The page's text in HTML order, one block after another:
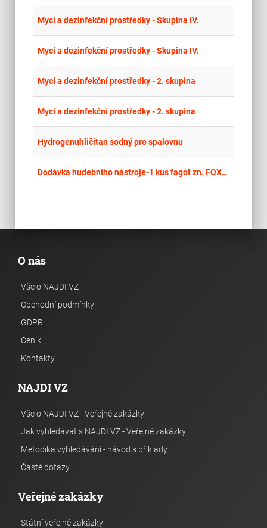
Mycí a dezinfekční prostředky - Skupina IV.
Mycí a dezinfekční prostředky - Skupina IV.
Mycí a dezinfekční prostředky - 2. skupina
Mycí a dezinfekční prostředky - 2. skupina
Hydrogenuhličitan sodný pro spalovnu
Dodávka hudebního nástroje-1 kus fagot zn. FOX-standardní
O nás
Vše o NAJDI VZ
Obchodní podmínky
GDPR
Ceník
Kontakty
NAJDI VZ
Vše o NAJDI VZ - Veřejné zakázky
Jak vyhledávat s NAJDI VZ - Veřejné zakázky
Metodika vyhledávání - návod s příklady
Časté dotazy
Veřejné zakázky
Státní veřejné zakázky